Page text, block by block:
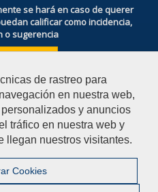
de rastreo para
en nuestra web,
y anuncios
tráfico en nuestra web y
llegan nuestros visitantes.
Cookies
se hará en caso de querer
calificar como incidencia,
o sugerencia
| Privacidad